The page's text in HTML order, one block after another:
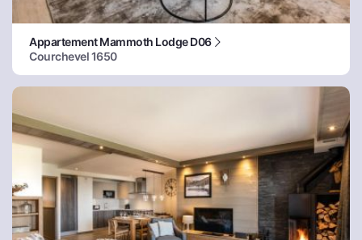
Appartement Mammoth Lodge D06
Courchevel 1650